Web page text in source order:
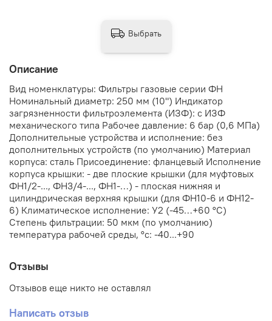
Описание
Вид номенклатуры: Фильтры газовые серии ФН
Номинальный диаметр: 250 мм (10") Индикатор
загрязненности фильтроэлемента (ИЗФ): с ИЗФ
механического типа Рабочее давление: 6 бар (0,6 МПа)
Дополнительные устройства и исполнение: без
дополнительных устройств (по умолчанию) Материал
корпуса: сталь Присоединение: фланцевый Исполнение
корпуса крышки: - две плоские крышки (для муфтовых
ФН1/2-..., ФН3/4-..., ФН1-…) - плоская нижняя и
цилиндрическая верхняя крышки (для ФН10-6 и ФН12-
6) Климатическое исполнение: У2 (-45…+60 °С)
Степень фильтрации: 50 мкм (по умолчанию)
температура рабочей среды, °с: -40...+90
Отзывы
Отзывов еще никто не оставлял
Написать отзыв
Выбрать